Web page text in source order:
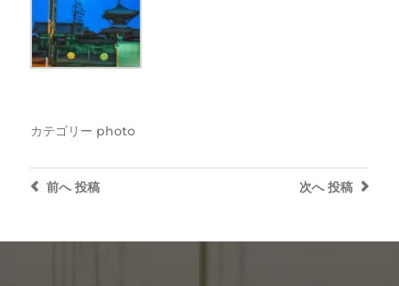
カテゴリー photo
次へ 投稿
前へ投稿